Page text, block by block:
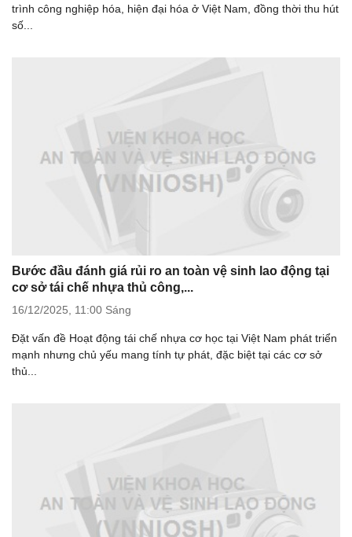
trình công nghiệp hóa, hiện đại hóa ở Việt Nam, đồng thời thu hút
số...
Bước đầu đánh giá rủi ro an toàn vệ sinh lao động tại
cơ sở tái chế nhựa thủ công,...
16/12/2025, 11:00 Sáng
Đặt vấn đề Hoạt động tái chế nhựa cơ học tại Việt Nam phát triển
mạnh nhưng chủ yếu mang tính tự phát, đặc biệt tại các cơ sở
thủ...